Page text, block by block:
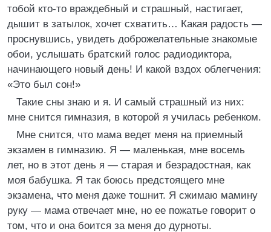
тобой кто-то враждебный и страшный, настигает,
дышит в затылок, хочет схватить… Какая радость —
проснувшись, увидеть доброжелательные знакомые
обои, услышать братский голос радиодиктора,
начинающего новый день! И какой вздох облегчения:
«Это был сон!»
Такие сны знаю и я. И самый страшный из них:
мне снится гимназия, в которой я училась ребенком.
Мне снится, что мама ведет меня на приемный
экзамен в гимназию. Я — маленькая, мне восемь
лет, но в этот день я — старая и безрадостная, как
моя бабушка. Я так боюсь предстоящего мне
экзамена, что меня даже тошнит. Я сжимаю мамину
руку — мама отвечает мне, но ее пожатье говорит о
том, что и она боится за меня до дурноты.